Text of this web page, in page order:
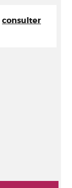
consulter